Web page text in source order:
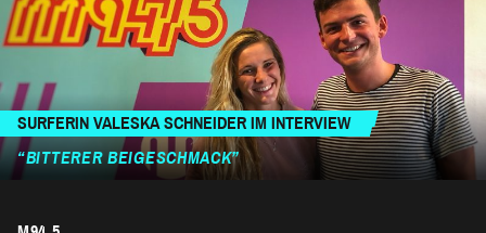
SURFERIN VALESKA SCHNEIDER IM INTERVIEW
“BITTERER BEIGESCHMACK”